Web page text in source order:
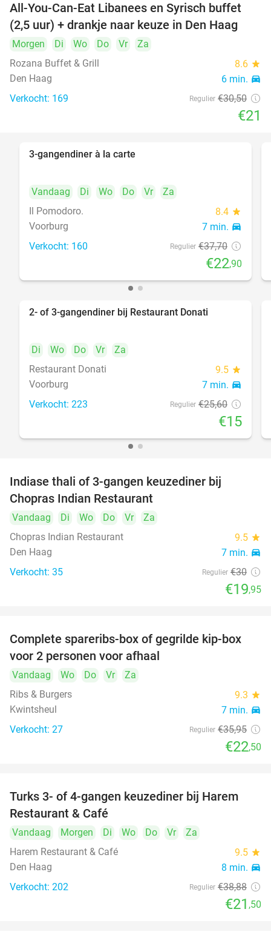
31%
All-You-Can-Eat Libanees en Syrisch buffet
(2,5 uur) + drankje naar keuze in Den Haag
Morgen Di Wo Do Vr
Za
Rozana Buffet & Grill
8.6 star
Den Haag 6 min. directions_car
Verkocht: 169 Regulier €30,50
€21
3-gangendiner à la carte
Vandaag Di Wo Do Vr
Za
Il Pomodoro.
8.4 star
Voorburg 7 min. directions_car
Verkocht: 160 Regulier €37,70
€22,90
2- of 3-gangendiner bij Restaurant Donati
Di Wo Do Vr
Za
Restaurant Donati
9.5 star
Voorburg 7 min. directions_car
Verkocht: 223 Regulier €25,60
€15
Indiase thali of 3-gangen keuzediner bij
Chopras Indian Restaurant
Vandaag Di Wo Do Vr
Za
Chopras Indian Restaurant
9.5 star
Den Haag 7 min. directions_car
Verkocht: 35 Regulier €30
€19,95
37%
Complete spareribs-box of gegrilde kip-box
voor 2 personen voor afhaal
Vandaag Wo Do Vr
Za
Ribs & Burgers
9.3 star
Kwintsheul 7 min. directions_car
Verkocht: 27 Regulier €35,95
€22,50
45%
Turks 3- of 4-gangen keuzediner bij Harem
Restaurant & Café
Vandaag Morgen Di Wo Do Vr
Za
Harem Restaurant & Café
9.5 star
Den Haag 8 min. directions_car
Verkocht: 202 Regulier €38,88
€21 ,50